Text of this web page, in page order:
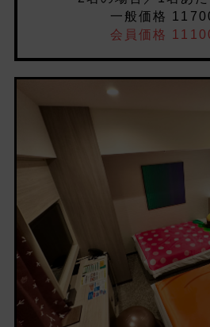
一般価格
会員価格